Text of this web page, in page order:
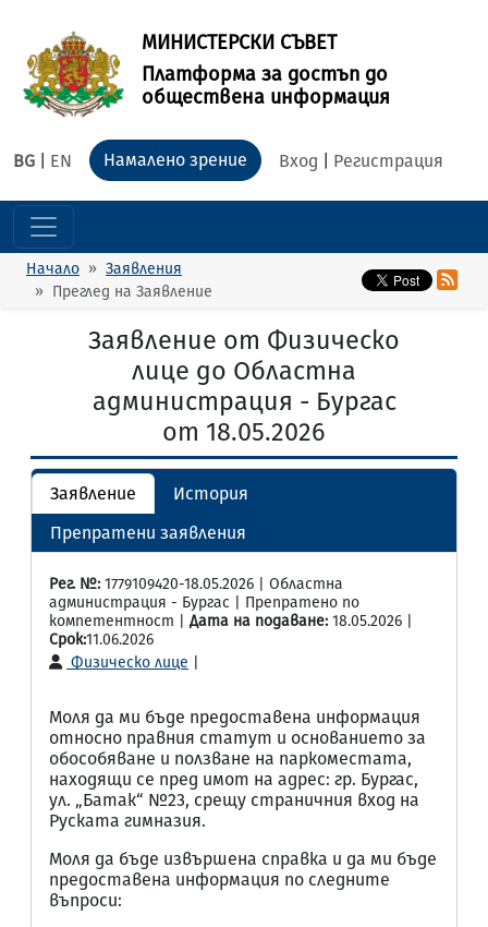
МИНИСТЕРСКИ СЪВЕТ
Платформа за достъп до
обществена информация
BG EN Вход Регистрация
Намалено зрение
Начало
Заявления
Преглед на Заявление
Заявление от Физическо
лице до Областна
администрация - Бургас
от 18.05.2026
Заявление
История
Препратени заявления
Рег. №: 1779109420-18.05.2026 | Областна
администрация - Бургас | Препратено по
компетентност | Дата на подаване: 18.05.2026 |
Срок:11.06.2026
Физическо лице
Моля да ми бъде предоставена информация
относно правния статут и основанието за
обособяване и ползване на паркоместата,
находящи се пред имот на адрес: гр. Бургас,
ул. „Батак“ №23, срещу страничния вход на
Руската гимназия.
Моля да бъде извършена справка и да ми бъде
предоставена информация по следните
въпроси: